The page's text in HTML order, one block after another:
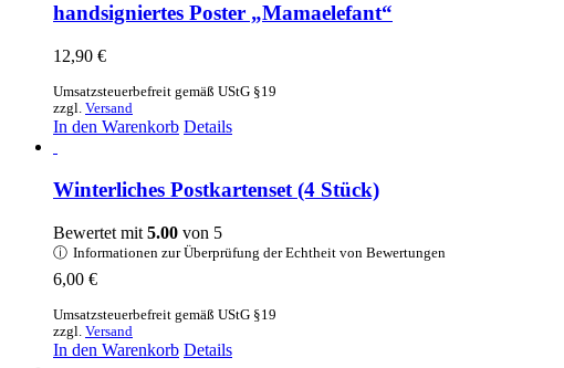
handsigniertes Poster „Mamaelefant“
12,90 €
Umsatzsteuerbefreit gemäß UStG §19
zzgl. Versand
In den Warenkorb Details
Winterliches Postkartenset (4 Stück)
Bewertet mit 5.00 von 5
ⓘ Informationen zur Überprüfung der Echtheit von Bewertungen
6,00 €
Umsatzsteuerbefreit gemäß UStG §19
zzgl. Versand
In den Warenkorb Details